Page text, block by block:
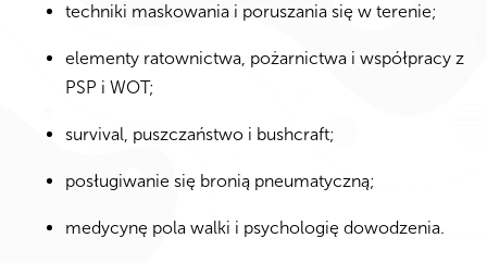
techniki maskowania i poruszania się w terenie;
elementy ratownictwa, pożarnictwa i współpracy z
PSP i WOT;
survival, puszczaństwo i bushcraft;
posługiwanie się bronią pneumatyczną;
medycynę pola walki i psychologię dowodzenia.